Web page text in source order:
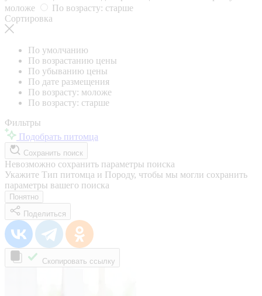
моложе
По возрасту: старше
Сортировка
По умолчанию
По возрастанию цены
По убыванию цены
По дате размещения
По возрасту: моложе
По возрасту: старше
Фильтры
Подобрать питомца
Сохранить поиск
Невозможно сохранить параметры поиска
Укажите Тип питомца и Породу, чтобы мы могли сохранить
параметры вашего поиска
Понятно
Поделиться
Скопировать ссылку